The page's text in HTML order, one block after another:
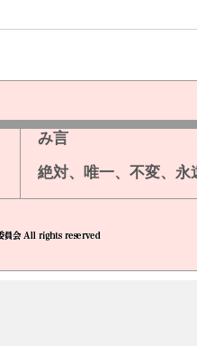
み言
絶対、唯一、不変、永